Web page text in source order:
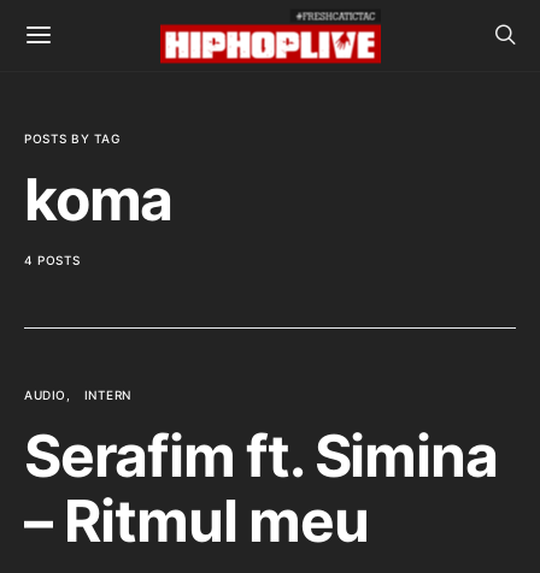
POSTS BY TAG
koma
4 POSTS
AUDIO INTERN
Serafim ft. Simina
– Ritmul meu